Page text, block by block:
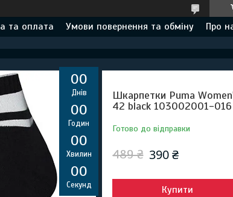
та оплата Умови повернення та обміну Про
00
Днів
00
Годин
00
Хвилин
00
Секунд
Шкарпетки Puma
42 black 103002001-016
Готово до відправки
489 ₴ 390 ₴
Купити